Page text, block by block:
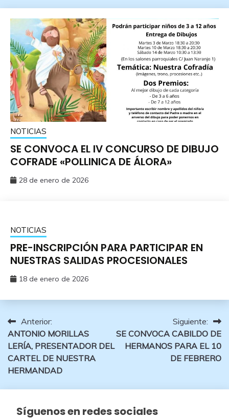
NOTICIAS
SE CONVOCA EL IV CONCURSO DE DIBUJO
COFRADE «POLLINICA DE ÁLORA»
28 de enero de 2026
NOTICIAS
PRE-INSCRIPCIÓN PARA PARTICIPAR EN
NUESTRAS SALIDAS PROCESIONALES
18 de enero de 2026
Navegación
de
entradas
Anterior:
ANTONIO MORILLAS
LERÍA, PRESENTADOR DEL
CARTEL DE NUESTRA
HERMANDAD
Siguiente:
SE CONVOCA CABILDO DE
HERMANOS PARA EL 10
DE FEBRERO
Síguenos en redes sociales